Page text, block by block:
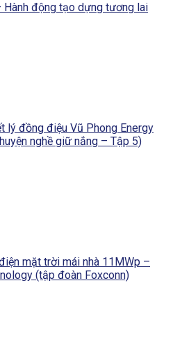
Hành động tạo dựng tương lai
lý đồng điệu Vũ Phong Energy
nghề giữ nắng – Tập 5)
mặt trời mái nhà 11MWp –
(tập đoàn Foxconn)